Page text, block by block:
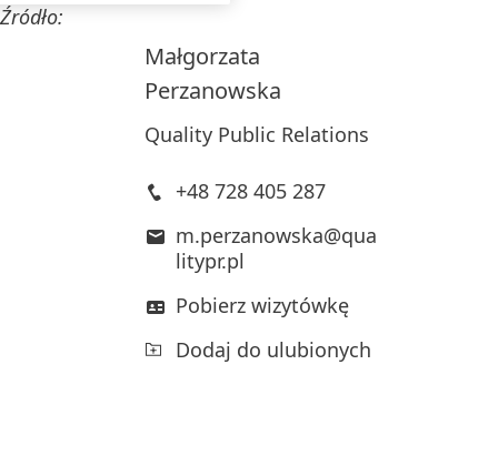
Małgorzata
Perzanowska
Quality Public Relations
+48 728 405 287
m.perzanowska@qua
litypr.pl
Pobierz wizytówkę
Dodaj do ulubionych